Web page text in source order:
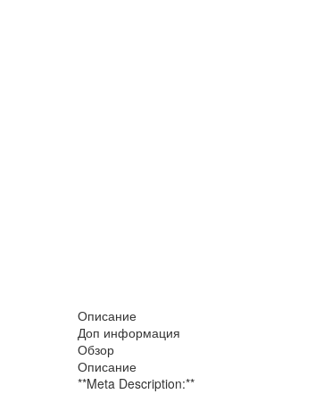
Описание
Доп информация
Обзор
Описание
**Meta Description:**